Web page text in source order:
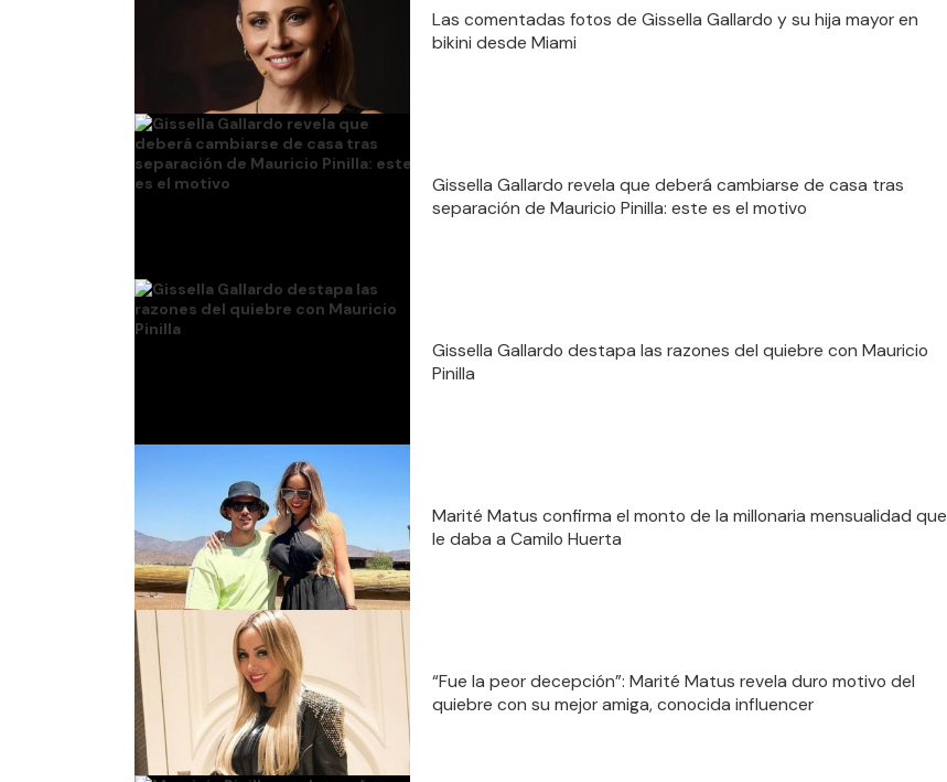
Las comentadas fotos de Gissella Gallardo y su hija mayor en
bikini desde Miami
Gissella Gallardo revela que deberá cambiarse de casa tras
separación de Mauricio Pinilla: este es el motivo
Gissella Gallardo destapa las razones del quiebre con Mauricio
Pinilla
Marité Matus confirma el monto de la millonaria mensualidad que
le daba a Camilo Huerta
“Fue la peor decepción”: Marité Matus revela duro motivo del
quiebre con su mejor amiga, conocida influencer